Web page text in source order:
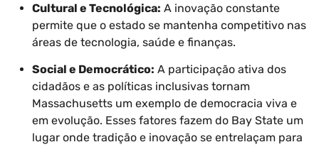
Cultural e Tecnológica: A inovação constante
permite que o estado se mantenha competitivo nas
áreas de tecnologia, saúde e finanças.
Social e Democrático: A participação ativa dos
cidadãos e as políticas inclusivas tornam
Massachusetts um exemplo de democracia viva e
em evolução. Esses fatores fazem do Bay State um
lugar onde tradição e inovação se entrelaçam para